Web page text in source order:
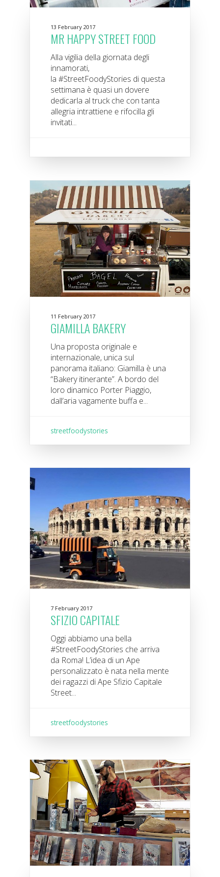
13 February 2017
MR HAPPY STREET FOOD
Alla vigilia della giornata degli
innamorati,
la #StreetFoodyStories di questa
settimana è quasi un dovere
dedicarla al truck che con tanta
allegria intrattiene e rifocilla gli
invitati...
11 February 2017
GIAMILLA BAKERY
Una proposta originale e
internazionale, unica sul
panorama italiano: Giamilla è una
“Bakery itinerante”. A bordo del
loro dinamico Porter Piaggio,
dall’aria vagamente buffa e...
streetfoodystories
7 February 2017
SFIZIO CAPITALE
Oggi abbiamo una bella
#StreetFoodyStories che arriva
da Roma! L’idea di un Ape
personalizzato è nata nella mente
dei ragazzi di Ape Sfizio Capitale
Street...
streetfoodystories